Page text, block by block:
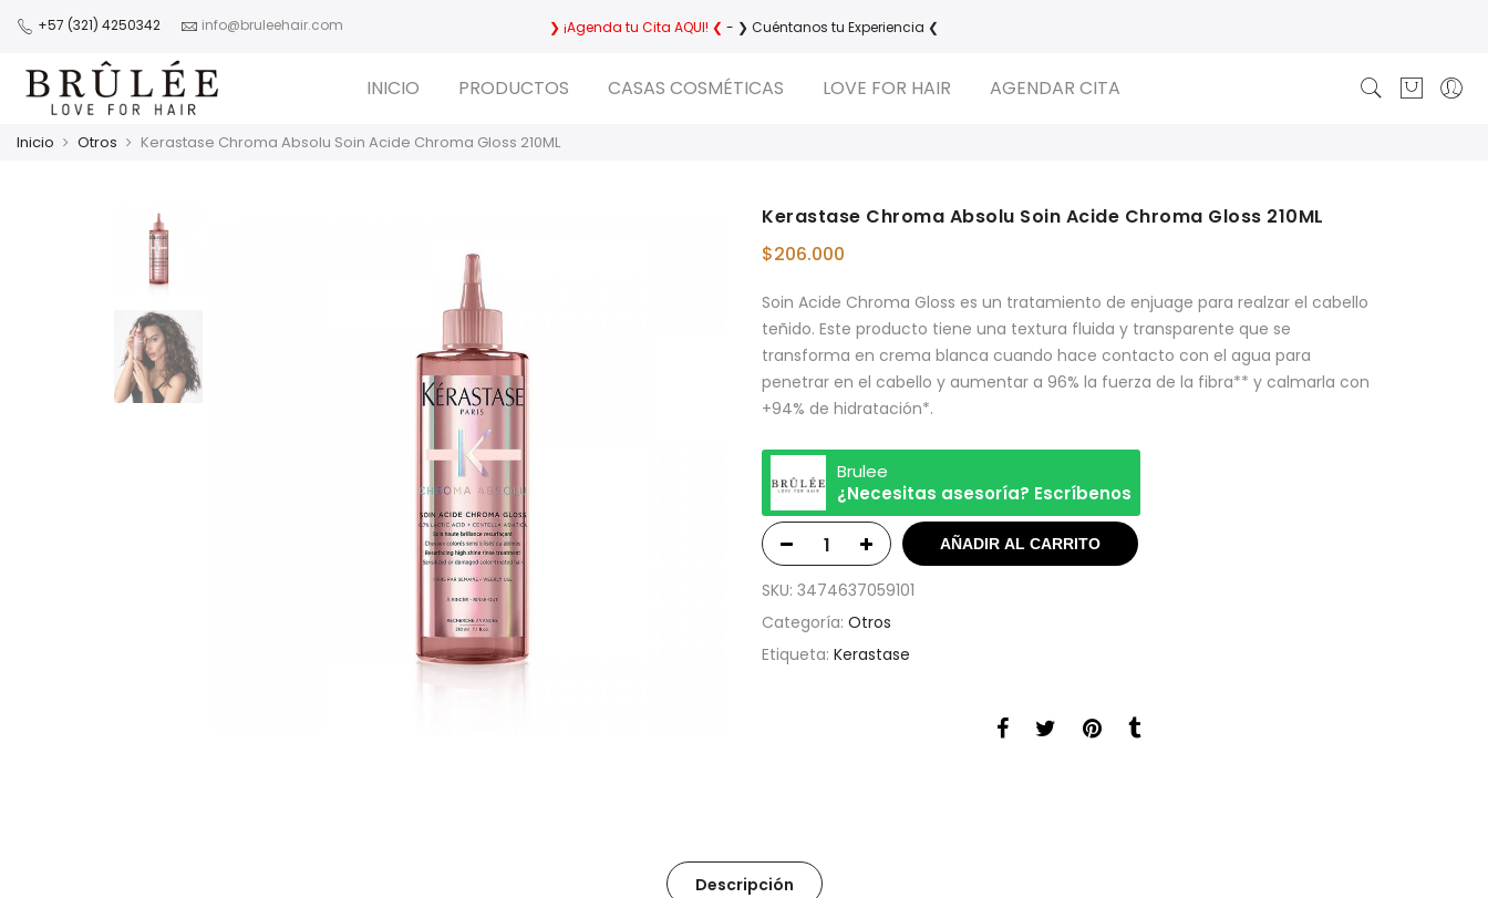
+57 (321) 4250342 info@bruleehair.com ❯ ¡Agenda tu Cita AQUI! ❮ - ❯ Cuéntanos tu Experiencia ❮
INICIO PRODUCTOS CASAS COSMÉTICAS LOVE FOR HAIR AGENDAR CITA
Inicio Otros Kerastase Chroma Absolu Soin Acide Chroma Gloss 210ML
Kerastase Chroma Absolu Soin Acide Chroma Gloss 210ML
$206.000
Soin Acide Chroma Gloss es un tratamiento de enjuage para realzar el cabello
teñido. Este producto tiene una textura fluida y transparente que se
transforma en crema blanca cuando hace contacto con el agua para
penetrar en el cabello y aumentar a 96% la fuerza de la fibra** y calmarla con
+94% de hidratación*.
Brulee
¿Necesitas asesoría? Escríbenos
AÑADIR AL CARRITO
SKU: 3474637059101
Categoría: Otros
Etiqueta: Kerastase
Descripción